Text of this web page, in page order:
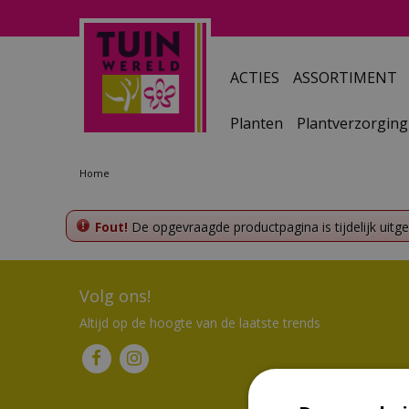
Home
ACTIES ASSORTIMENT
Planten Plantverzorging
Fout! De opgevraagde productpagina is tijdelijk
Volg ons!
Altijd op de hoogte van de laatste trends